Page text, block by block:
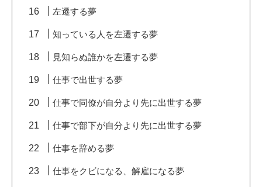
左遷する夢
知っている人を左遷する夢
見知らぬ誰かを左遷する夢
仕事で出世する夢
仕事で同僚が自分より先に出世する夢
仕事で部下が自分より先に出世する夢
仕事を辞める夢
仕事をクビになる、解雇になる夢